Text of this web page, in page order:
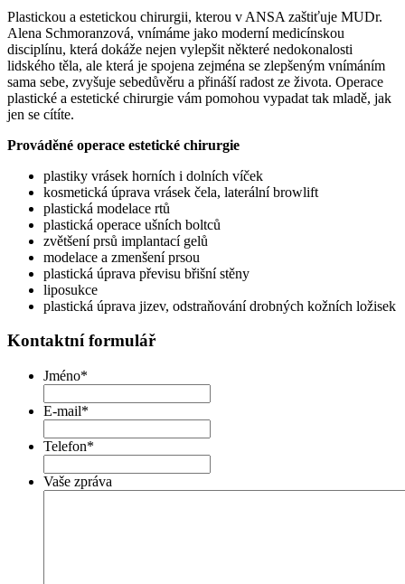
Plastickou a estetickou chirurgii, kterou v ANSA zaštiťuje MUDr.
Alena Schmoranzová, vnímáme jako moderní medicínskou
disciplínu, která dokáže nejen vylepšit některé nedokonalosti
lidského těla, ale která je spojena zejména se zlepšeným vnímáním
sama sebe, zvyšuje sebedůvěru a přináší radost ze života. Operace
plastické a estetické chirurgie vám pomohou vypadat tak mladě, jak
jen se cítíte.
Prováděné operace estetické chirurgie
plastiky vrásek horních i dolních víček
kosmetická úprava vrásek čela, laterální browlift
plastická modelace rtů
plastická operace ušních boltců
zvětšení prsů implantací gelů
modelace a zmenšení prsou
plastická úprava převisu břišní stěny
liposukce
plastická úprava jizev, odstraňování drobných kožních ložisek
Kontaktní formulář
Jméno*
E-mail*
Telefon*
Vaše zpráva